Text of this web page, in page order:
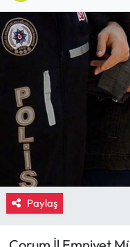
Paylaş
Dodurga
Eğitim
Ekonomi
Güncel
Kargı Haberleri
Kimdir?
Haber Arşivi